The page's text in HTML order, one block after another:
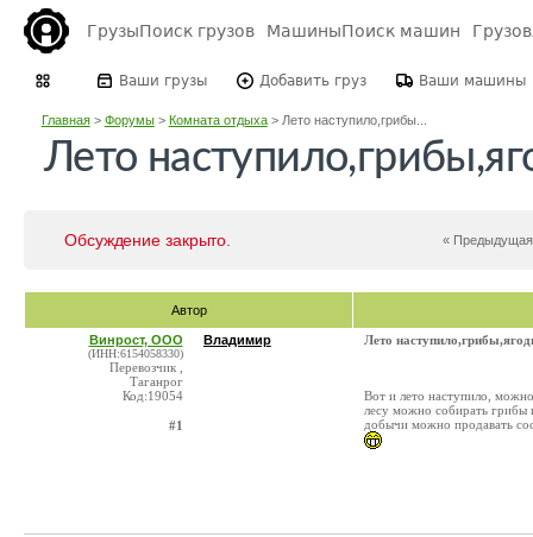
ГрузыПоиск грузов МашиныПоиск машин
Ваши грузы Добавить груз Ваши машины
Главная> Форумы> Комната отдыха> Лето наступило,грибы...
Лето
Обсуждение закрыто. « Предыдущая
Автор
Винрост, ООО
(ИНН:6154058330)
Перевозчик ,
Таганрог
Код:19054
#1
Владимир Лето
Вот и лето наступило,
лесу можно собирать грибы
добычи можно продавать